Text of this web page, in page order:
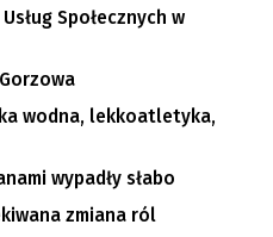
Społecznych w
wodna, lekkoatletyka,
wypadły słabo
zmiana ról